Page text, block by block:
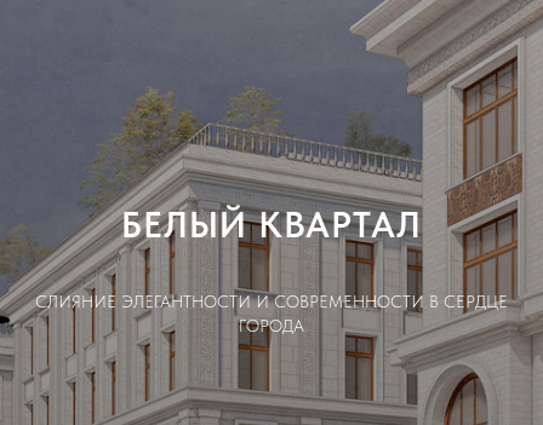
БЕЛЫЙ КВАРТАЛ
СЛИЯНИЕ ЭЛЕГАНТНОСТИ И СОВРЕМЕННОСТИ В СЕРДЦЕ
ГОРОДА